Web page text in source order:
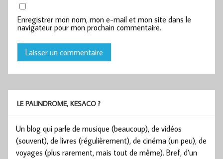
Enregistrer mon nom, mon e-mail et mon site dans le
navigateur pour mon prochain commentaire.
LE PALINDROME, KESACO ?
Un blog qui parle de musique (beaucoup), de vidéos
(souvent), de livres (régulièrement), de cinéma (un peu), de
voyages (plus rarement, mais tout de même). Bref, d’un